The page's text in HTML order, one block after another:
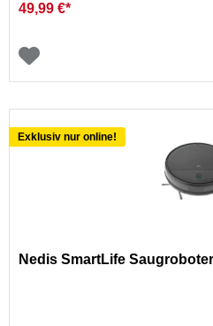
49,99 €*
Exklusiv nur online!
Nedis SmartLife